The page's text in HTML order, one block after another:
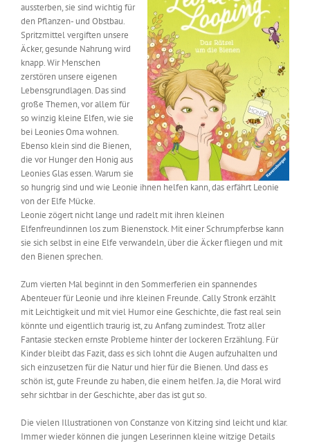
aussterben, sie sind wichtig für
den Pflanzen- und Obstbau.
Spritzmittel vergiften unsere
Äcker, gesunde Nahrung wird
knapp. Wir Menschen
zerstören unsere eigenen
Lebensgrundlagen. Das sind
große Themen, vor allem für
so winzig kleine Elfen, wie sie
bei Leonies Oma wohnen.
Ebenso klein sind die Bienen,
die vor Hunger den Honig aus
Leonies Glas essen. Warum sie
so hungrig sind und wie Leonie ihnen helfen kann, das erfährt Leonie
von der Elfe Mücke.
Leonie zögert nicht lange und radelt mit ihren kleinen
Elfenfreundinnen los zum Bienenstock. Mit einer Schrumpferbse kann
sie sich selbst in eine Elfe verwandeln, über die Äcker fliegen und mit
den Bienen sprechen.
Zum vierten Mal beginnt in den Sommerferien ein spannendes
Abenteuer für Leonie und ihre kleinen Freunde. Cally Stronk erzählt
mit Leichtigkeit und mit viel Humor eine Geschichte, die fast real sein
könnte und eigentlich traurig ist, zu Anfang zumindest. Trotz aller
Fantasie stecken ernste Probleme hinter der lockeren Erzählung. Für
Kinder bleibt das Fazit, dass es sich lohnt die Augen aufzuhalten und
sich einzusetzen für die Natur und hier für die Bienen. Und dass es
schön ist, gute Freunde zu haben, die einem helfen. Ja, die Moral wird
sehr sichtbar in der Geschichte, aber das ist gut so.
Die vielen Illustrationen von Constanze von Kitzing sind leicht und klar.
Immer wieder können die jungen Leserinnen kleine witzige Details